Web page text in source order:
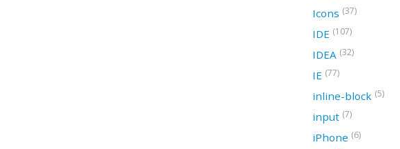
Icons (37)
IDE (107)
IDEA (32)
IE (77)
inline-block (5)
input (7)
iPhone (6)